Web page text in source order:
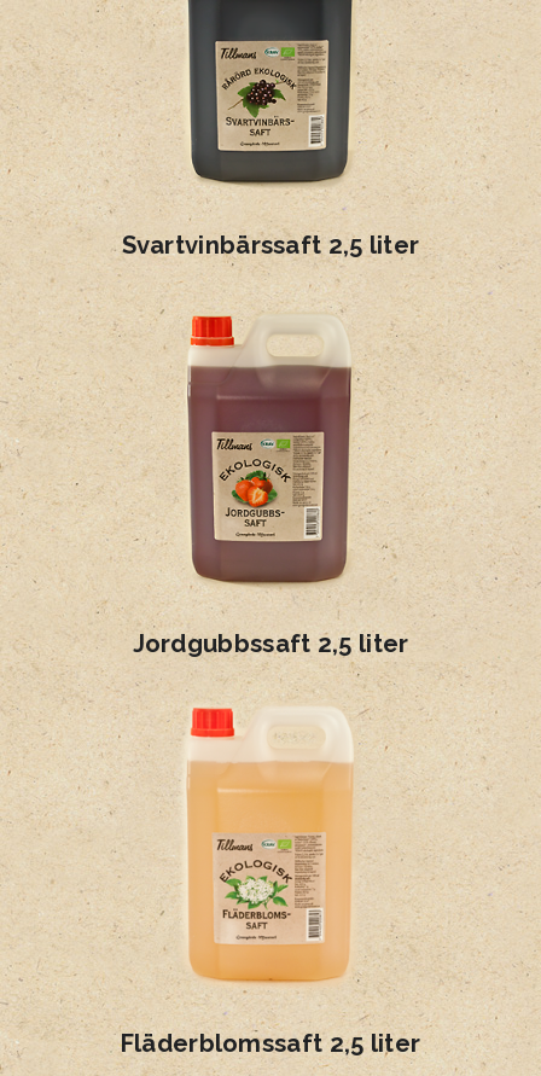
Svartvinbärssaft 2,5 liter
Jordgubbssaft 2,5 liter
Fläderblomssaft 2,5 liter